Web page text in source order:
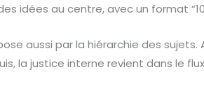
idées au centre, avec un format
aussi par la hiérarchie des sujets.
la justice interne revient dans le